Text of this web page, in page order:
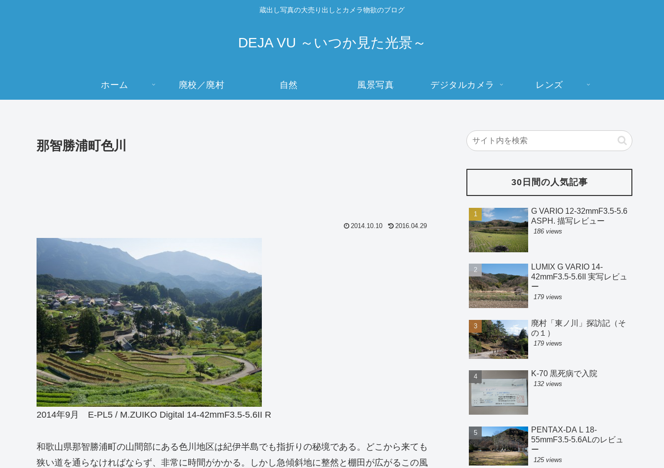
蔵出し写真の大売り出しとカメラ物欲のブログ
DEJA VU ～いつか見た光景～
ホーム 廃校／廃村 自然 風景写真 デジタルカメラ レンズ
那智勝浦町色川
2014.10.10 2016.04.29
2014年9月 E-PL5 / M.ZUIKO Digital 14-42mmF3.5-5.6II R
和歌山県那智勝浦町の山間部にある色川地区は紀伊半島でも指折りの秘境である。どこから来ても
狭い道を通らなければならず、非常に時間がかかる。しかし急傾斜地に整然と棚田が広がるこの風
30日間の人気記事
G VARIO 12-32mmF3.5-5.6
ASPH. 描写レビュー
186 views
LUMIX G VARIO 14-
42mmF3.5-5.6II 実写レビュ
ー
179 views
廃村「東ノ川」探訪記（そ
の１）
179 views
K-70 黒死病で入院
132 views
PENTAX-DA L 18-
55mmF3.5-5.6ALのレビュ
ー
125 views